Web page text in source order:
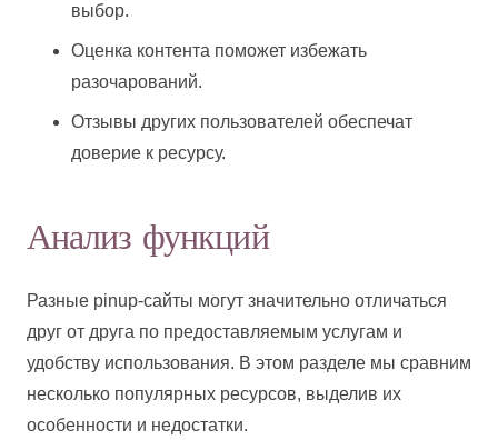
выбор.
Оценка контента поможет избежать
разочарований.
Отзывы других пользователей обеспечат
доверие к ресурсу.
Анализ функций
Разные pinup-сайты могут значительно отличаться
друг от друга по предоставляемым услугам и
удобству использования. В этом разделе мы сравним
несколько популярных ресурсов, выделив их
особенности и недостатки.